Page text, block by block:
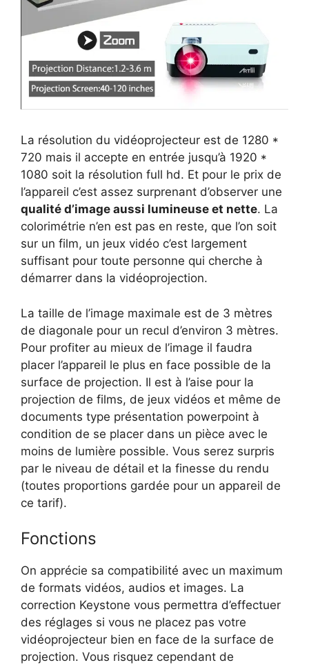
La résolution du vidéoprojecteur est de 1280 *
720 mais il accepte en entrée jusqu’à 1920 *
1080 soit la résolution full hd. Et pour le prix de
l’appareil c’est assez surprenant d’observer une
qualité d’image aussi lumineuse et nette. La
colorimétrie n’en est pas en reste, que l’on soit
sur un film, un jeux vidéo c’est largement
suffisant pour toute personne qui cherche à
démarrer dans la vidéoprojection.
La taille de l’image maximale est de 3 mètres
de diagonale pour un recul d’environ 3 mètres.
Pour profiter au mieux de l’image il faudra
placer l’appareil le plus en face possible de la
surface de projection. Il est à l’aise pour la
projection de films, de jeux vidéos et même de
documents type présentation powerpoint à
condition de se placer dans un pièce avec le
moins de lumière possible. Vous serez surpris
par le niveau de détail et la finesse du rendu
(toutes proportions gardée pour un appareil de
ce tarif).
Fonctions
On apprécie sa compatibilité avec un maximum
de formats vidéos, audios et images. La
correction Keystone vous permettra d’effectuer
des réglages si vous ne placez pas votre
vidéoprojecteur bien en face de la surface de
projection. Vous risquez cependant de